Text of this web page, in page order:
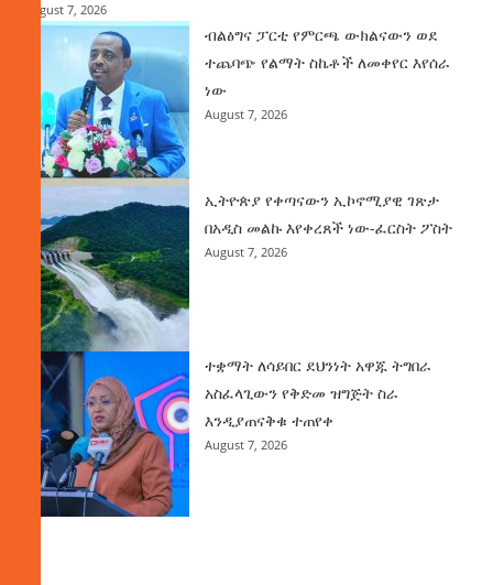
August 7, 2026
ብልፅግና ፓርቲ የምርጫ ውክልናውን ወደ
ተጨባጭ የልማት ስኬቶች ለመቀየር እየሰራ
ነው
August 7, 2026
ኢትዮጵያ የቀጣናውን ኢኮኖሚያዊ ገጽታ
በአዲስ መልኩ እየቀረጸች ነው-ፈርስት ፖስት
August 7, 2026
ተቋማት ለሳይበር ደህንነት አዋጁ ትግበራ
አስፈላጊውን የቅድመ ዝግጅት ስራ
እንዲያጠናቅቁ ተጠየቀ
August 7, 2026